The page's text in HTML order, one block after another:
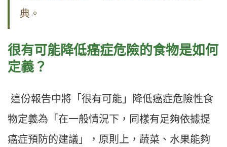
典。
很有可能降低癌症危險的食物是如何
定義？
這份報告中將「很有可能」降低癌症危險性食
物定義為「在一般情況下，同樣有足夠依據提
癌症預防的建議」，原則上，蔬菜、水果能夠